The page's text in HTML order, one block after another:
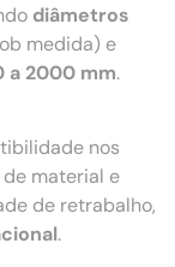
diâmetros
medida) e
a 2000 mm.
nos
material e
de retrabalho,
.